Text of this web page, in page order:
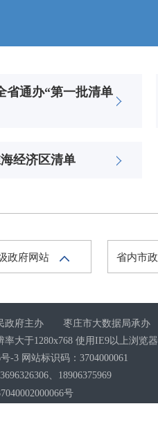
省通办“第一批清单
经济区清单
政府网站 省内市
政府主办 枣庄市大数据局承办
率大于1280x768 使用IE9以上浏览
-3 网站标识码：3704000061
、18906375969
号